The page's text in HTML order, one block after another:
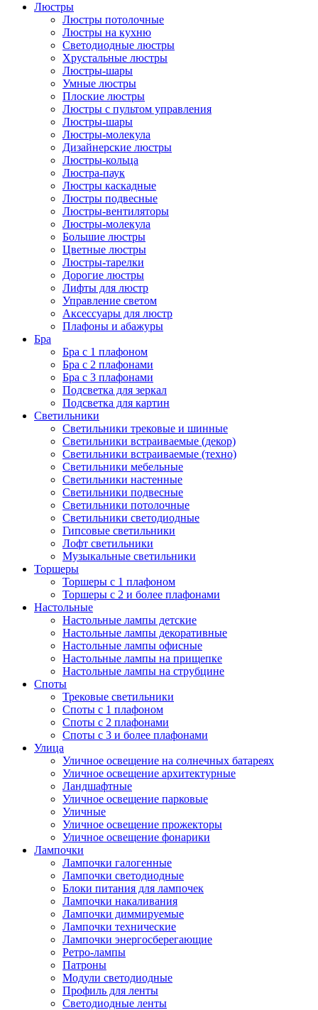
Люстры
Люстры потолочные
Люстры на кухню
Светодиодные люстры
Хрустальные люстры
Люстры-шары
Умные люстры
Плоские люстры
Люстры с пультом управления
Люстры-шары
Люстры-молекула
Дизайнерские люстры
Люстры-кольца
Люстра-паук
Люстры каскадные
Люстры подвесные
Люстры-вентиляторы
Люстры-молекула
Большие люстры
Цветные люстры
Люстры-тарелки
Дорогие люстры
Лифты для люстр
Управление светом
Аксессуары для люстр
Плафоны и абажуры
Бра
Бра с 1 плафоном
Бра с 2 плафонами
Бра с 3 плафонами
Подсветка для зеркал
Подсветка для картин
Светильники
Светильники трековые и шинные
Светильники встраиваемые (декор)
Светильники встраиваемые (техно)
Светильники мебельные
Светильники настенные
Светильники подвесные
Светильники потолочные
Светильники светодиодные
Гипсовые светильники
Лофт светильники
Музыкальные светильники
Торшеры
Торшеры с 1 плафоном
Торшеры с 2 и более плафонами
Настольные
Настольные лампы детские
Настольные лампы декоративные
Настольные лампы офисные
Настольные лампы на прищепке
Настольные лампы на струбцине
Споты
Трековые светильники
Споты с 1 плафоном
Споты с 2 плафонами
Споты с 3 и более плафонами
Улица
Уличное освещение на солнечных батареях
Уличное освещение архитектурные
Ландшафтные
Уличное освещение парковые
Уличные
Уличное освещение прожекторы
Уличное освещение фонарики
Лампочки
Лампочки галогенные
Лампочки светодиодные
Блоки питания для лампочек
Лампочки накаливания
Лампочки диммируемые
Лампочки технические
Лампочки энергосберегающие
Ретро-лампы
Патроны
Модули светодиодные
Профиль для ленты
Светодиодные ленты